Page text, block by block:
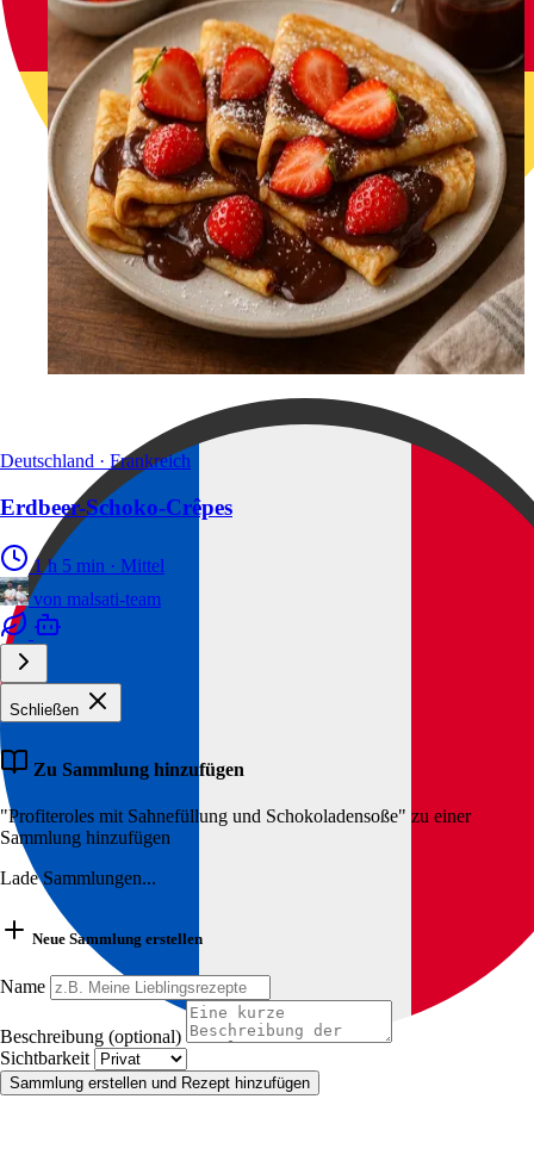
Deutschland · Frankreich
Erdbeer-Schoko-Crêpes
1 h 5 min · Mittel
von malsati-team
Schließen
Zu Sammlung hinzufügen
"Profiteroles mit Sahnefüllung und Schokoladensoße" zu einer
Sammlung hinzufügen
Lade Sammlungen...
Neue Sammlung erstellen
Name
Beschreibung (optional)
Sichtbarkeit
Sammlung erstellen und Rezept hinzufügen